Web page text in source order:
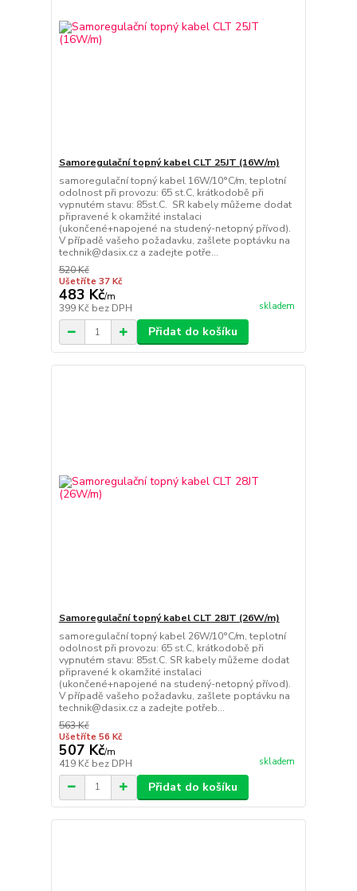
Samoregulační topný kabel CLT 25JT (16W/m)
samoregulační topný kabel 16W/10°C/m, teplotní
odolnost při provozu: 65 st.C, krátkodobě při
vypnutém stavu: 85st.C. SR kabely můžeme dodat
připravené k okamžité instalaci
(ukončené+napojené na studený-netopný přívod).
V případě vašeho požadavku, zašlete poptávku na
technik@dasix.cz a zadejte potře...
520 Kč
Ušetříte 37 Kč
483 Kč/m
399 Kč bez DPH skladem
Přidat do košíku
Samoregulační topný kabel CLT 28JT (26W/m)
samoregulační topný kabel 26W/10°C/m, teplotní
odolnost při provozu: 65 st.C, krátkodobě při
vypnutém stavu: 85st.C. SR kabely můžeme dodat
připravené k okamžité instalaci
(ukončené+napojené na studený-netopný přívod).
V případě vašeho požadavku, zašlete poptávku na
technik@dasix.cz a zadejte potřeb...
563 Kč
Ušetříte 56 Kč
507 Kč/m
419 Kč bez DPH skladem
Přidat do košíku